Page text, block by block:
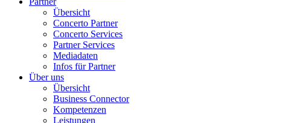
Übersicht
Concerto Partner
Concerto Services
Partner Services
Mediadaten
Infos für Partner
Über uns
Übersicht
Business Connector
Kompetenzen
Leistungen